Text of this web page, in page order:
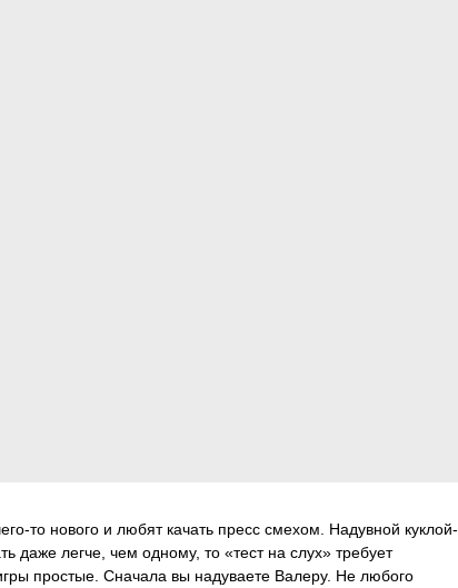
то нового и любят качать пресс смехом. Надувной куклой-
даже легче, чем одному, то «тест на слух» требует
простые. Сначала вы надуваете Валеру. Не любого